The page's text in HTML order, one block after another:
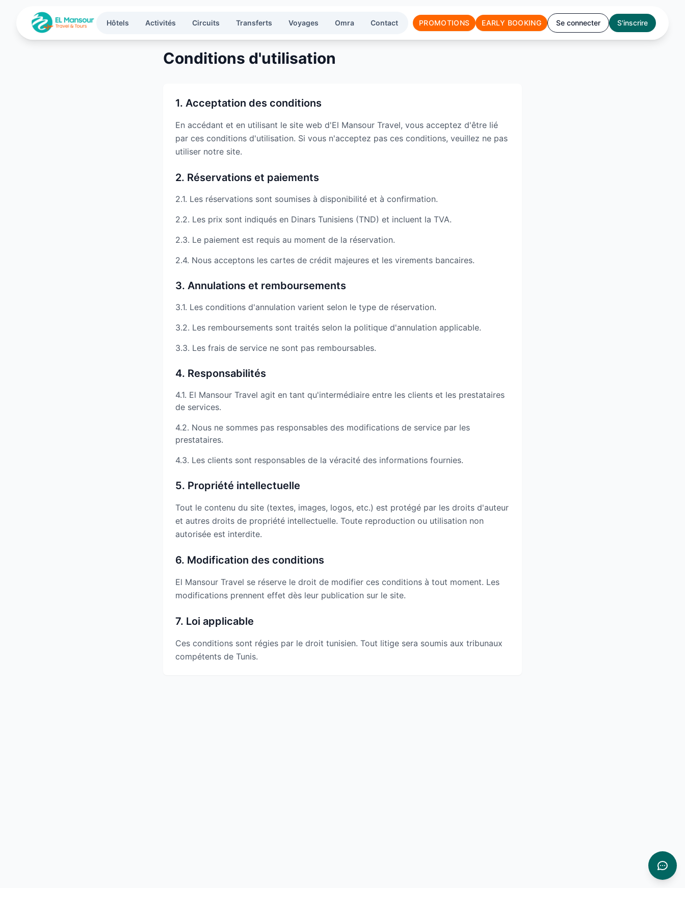
Hôtels Activités Circuits Transferts Voyages Omra Contact PROMOTIONS EARLY BOOKING Se connecter S'inscrire
Conditions d'utilisation
1. Acceptation des conditions
En accédant et en utilisant le site web d'El Mansour Travel, vous acceptez d'être lié
par ces conditions d'utilisation. Si vous n'acceptez pas ces conditions, veuillez ne pas
utiliser notre site.
2. Réservations et paiements
2.1. Les réservations sont soumises à disponibilité et à confirmation.
2.2. Les prix sont indiqués en Dinars Tunisiens (TND) et incluent la TVA.
2.3. Le paiement est requis au moment de la réservation.
2.4. Nous acceptons les cartes de crédit majeures et les virements bancaires.
3. Annulations et remboursements
3.1. Les conditions d'annulation varient selon le type de réservation.
3.2. Les remboursements sont traités selon la politique d'annulation applicable.
3.3. Les frais de service ne sont pas remboursables.
4. Responsabilités
4.1. El Mansour Travel agit en tant qu'intermédiaire entre les clients et les prestataires
de services.
4.2. Nous ne sommes pas responsables des modifications de service par les
prestataires.
4.3. Les clients sont responsables de la véracité des informations fournies.
5. Propriété intellectuelle
Tout le contenu du site (textes, images, logos, etc.) est protégé par les droits d'auteur
et autres droits de propriété intellectuelle. Toute reproduction ou utilisation non
autorisée est interdite.
6. Modification des conditions
El Mansour Travel se réserve le droit de modifier ces conditions à tout moment. Les
modifications prennent effet dès leur publication sur le site.
7. Loi applicable
Ces conditions sont régies par le droit tunisien. Tout litige sera soumis aux tribunaux
compétents de Tunis.